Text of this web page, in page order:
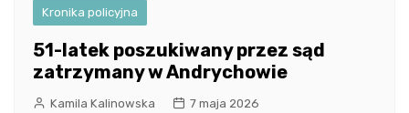
Kronika policyjna
51-latek poszukiwany przez sąd
zatrzymany w Andrychowie
Kamila Kalinowska 7 maja 2026